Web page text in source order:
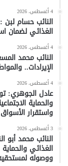
4 أغسطس، 2026
النائب حسام
الغذائي لضمان
4 أغسطس، 2026
النائب محمد
الإيرادات..
4 أغسطس، 2026
عادل الجوهري:
والحماية
واستقرار الأسواق
3 أغسطس، 2026
النائب محمد
الغذائي
ووصوله